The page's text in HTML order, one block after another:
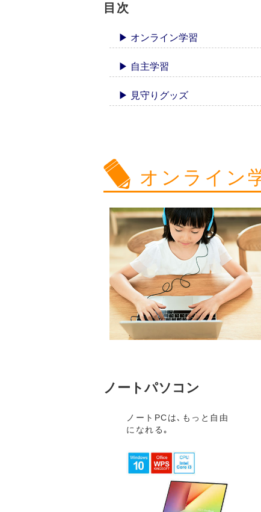
目次
▶ オンライン学習
▶ 自主学習
▶ 見守りグッズ
オンライン
ノートパソコン
ノートPCは､もっと自由
になれる｡